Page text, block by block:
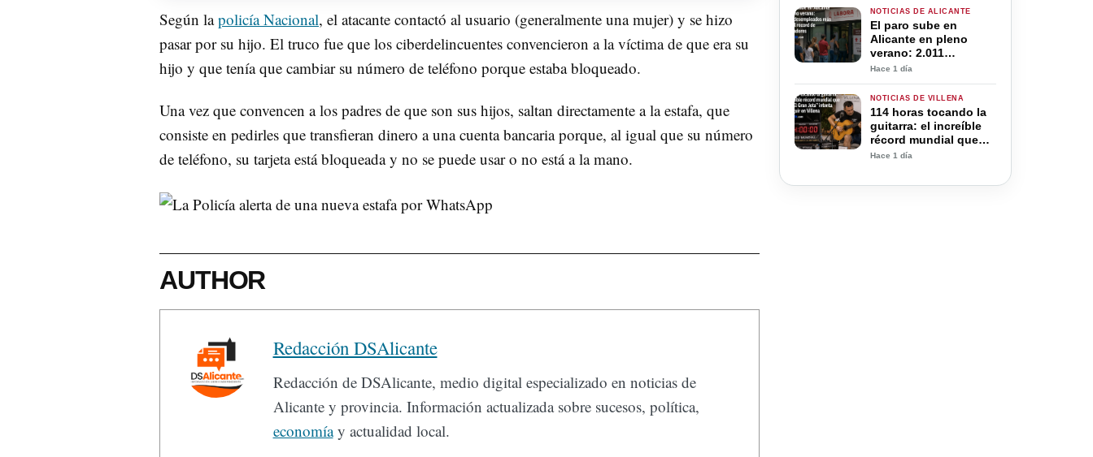
Según lapolicía Nacional, el atacante contactó al usuario (generalmente una mujer) y se hizo
pasar por su hijo. El truco fue que los ciberdelincuentes convencieron a la víctima de que era su
hijo y que tenía que cambiar su número de teléfono porque estaba bloqueado.
Una vez que convencen a los padres de que son sus hijos, saltan directamente a la estafa, que
consiste en pedirles que transfieran dinero a una cuenta bancaria porque, al igual que su número
de teléfono, su tarjeta está bloqueada y no se puede usar o no está a la mano.
AUTHOR
Redacción DSAlicante
Redacción de DSAlicante, medio digital especializado en noticias de
Alicante y provincia. Información actualizada sobre sucesos, política,
economíay actualidad local.
el polígono
NOTICIAS DE ALICANTE
El paro sube en
Alicante en pleno
verano: 2.011
desempleados más
trabajadores
Hace 1 día
NOTICIAS DE VILLENA
114 horas tocando la
guitarra: el increíble
récord mundial que
José “El Gran Jota”
Hace 1 día